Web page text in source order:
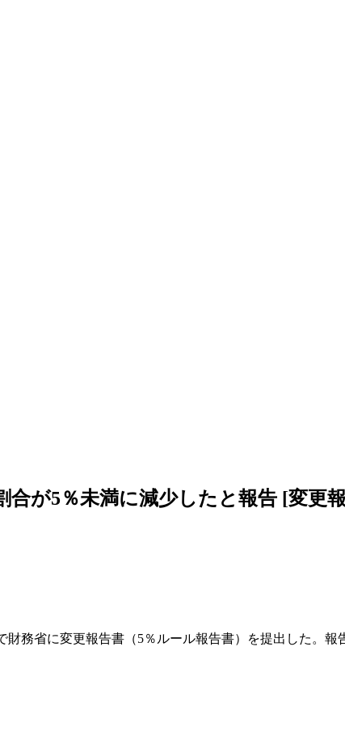
が5％未満に減少したと報告 [変更
財務省に変更報告書（5％ルール報告書）を提出した。報